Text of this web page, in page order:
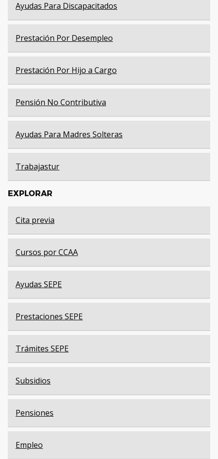
Ayudas Para Discapacitados
Prestación Por Desempleo
Prestación Por Hijo a Cargo
Pensión No Contributiva
Ayudas Para Madres Solteras
Trabajastur
EXPLORAR
Cita previa
Cursos por CCAA
Ayudas SEPE
Prestaciones SEPE
Trámites SEPE
Subsidios
Pensiones
Empleo